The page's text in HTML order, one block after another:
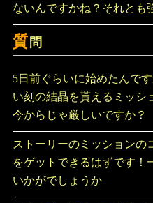
ないんですかね？それとも
質 問
5日前ぐらいに始めたんで
い刻の結晶を貰えるミッシ
今からじゃ厳しいですか？
ストーリーのミッションの
をゲットできるはずです！
いかがでしょうか